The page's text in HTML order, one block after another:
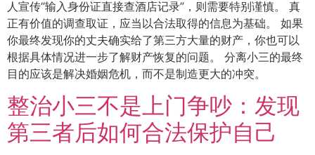
人宣传“输入身份证直接查酒店记录”，则需要特别谨慎。 真
正有价值的调查取证，应当以合法取得的信息为基础。 如果
你最终发现你的丈夫确实给了第三方大量的财产，你也可以
根据具体情况进一步了解财产恢复的问题。 分离小三的最终
目的应该是解决婚姻危机，而不是制造更大的冲突。
整治小三不是上门争吵：发现
第三者后如何合法保护自己